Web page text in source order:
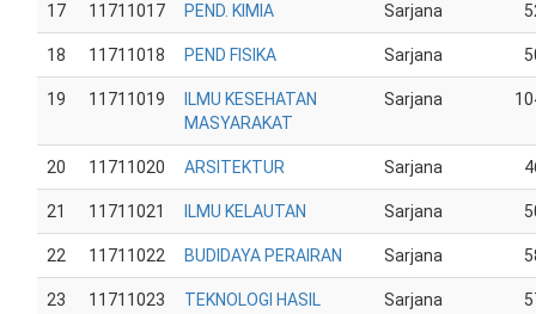
17 11711017 PEND. KIMIA Sarjana
18 11711018 PEND FISIKA Sarjana
19 11711019
ILMU KESEHATAN
MASYARAKAT
Sarjana
20 11711020 ARSITEKTUR Sarjana
21 11711021 ILMU KELAUTAN Sarjana
22 11711022 BUDIDAYA PERAIRAN Sarjana
23 11711023
TEKNOLOGI HASIL
Sarjana